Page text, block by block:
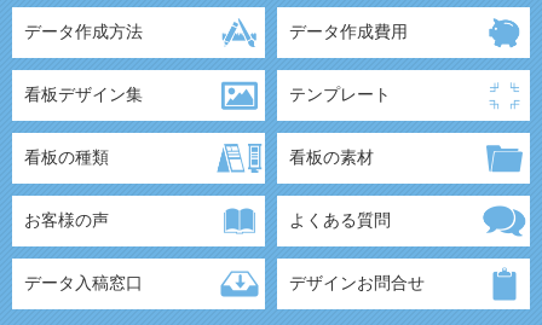
データ作成方法 データ作成費用
看板デザイン集 テンプレート
看板の種類 看板の素材
お客様の声 よくある質問
データ入稿窓口 デザインお問合せ